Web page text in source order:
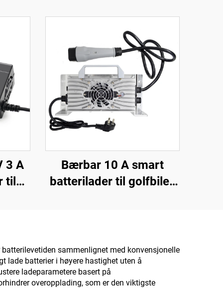
3 A
til
Bærbar 10 A smart
batterilader til golfbiler,
sammenlignet med konvensjonelle
lade batterier i høyere hastighet uten å
ladeparametere basert på
overopplading, som er den viktigste